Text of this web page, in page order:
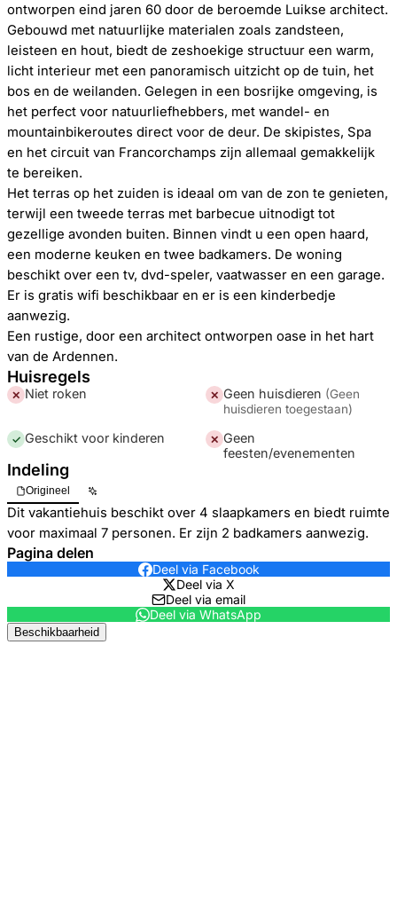
ontworpen eind jaren 60 door de beroemde Luikse architect.
Gebouwd met natuurlijke materialen zoals zandsteen,
leisteen en hout, biedt de zeshoekige structuur een warm,
licht interieur met een panoramisch uitzicht op de tuin, het
bos en de weilanden. Gelegen in een bosrijke omgeving, is
het perfect voor natuurliefhebbers, met wandel- en
mountainbikeroutes direct voor de deur. De skipistes, Spa
en het circuit van Francorchamps zijn allemaal gemakkelijk
te bereiken.
Het terras op het zuiden is ideaal om van de zon te genieten,
terwijl een tweede terras met barbecue uitnodigt tot
gezellige avonden buiten. Binnen vindt u een open haard,
een moderne keuken en twee badkamers. De woning
beschikt over een tv, dvd-speler, vaatwasser en een garage.
Er is gratis wifi beschikbaar en er is een kinderbedje
aanwezig.
Een rustige, door een architect ontworpen oase in het hart
van de Ardennen.
Huisregels
✕ Niet roken ✕ Geen huisdieren (Geen
huisdieren toegestaan)
✓ Geschikt voor kinderen ✕ Geen
feesten/evenementen
Indeling
Origineel
Dit vakantiehuis beschikt over 4 slaapkamers en biedt ruimte
voor maximaal 7 personen. Er zijn 2 badkamers aanwezig.
Pagina delen
Deel via Facebook
Deel via X
Deel via email
Deel via WhatsApp
Beschikbaarheid